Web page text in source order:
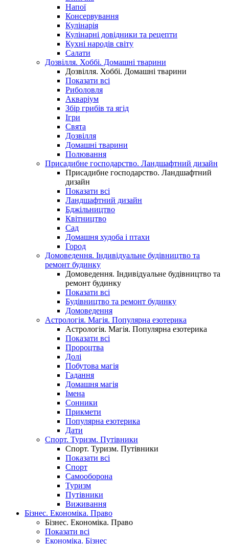
Напої
Консервування
Кулінарія
Кулінарні довідники та рецепти
Кухні народів світу
Салати
Дозвілля. Хоббі. Домашні тварини
Дозвілля. Хоббі. Домашні тварини
Показати всі
Риболовля
Акваріум
Збір грибів та ягід
Ігри
Свята
Дозвілля
Домашні тварини
Полювання
Присадибне господарство. Ландшафтний дизайн
Присадибне господарство. Ландшафтний
дизайн
Показати всі
Ландшафтний дизайн
Бджільництво
Квітництво
Сад
Домашня худоба і птахи
Город
Домоведення. Індивідуальне будівництво та
ремонт будинку
Домоведення. Індивідуальне будівництво та
ремонт будинку
Показати всі
Будівництво та ремонт будинку
Домоведення
Астрологія. Магія. Популярна езотерика
Астрологія. Магія. Популярна езотерика
Показати всі
Пророцтва
Долі
Побутова магія
Гадання
Домашня магія
Імена
Сонники
Прикмети
Популярна езотерика
Дати
Спорт. Туризм. Путівники
Спорт. Туризм. Путівники
Показати всі
Спорт
Самооборона
Туризм
Путівники
Виживання
Бізнес. Економіка. Право
Бізнес. Економіка. Право
Показати всі
Економіка. Бізнес